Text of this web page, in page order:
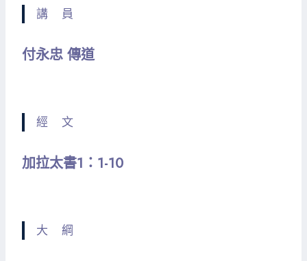
講 員
付永忠 傳道
經 文
加拉太書1：1-10
大 綱